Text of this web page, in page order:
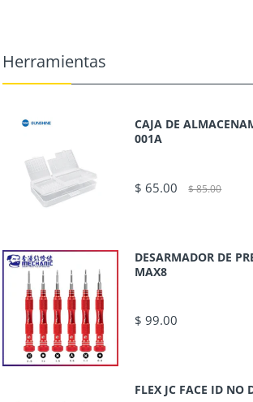
Herramientas
CAJA DE
001A
$ 65.00 $ 85.00
DESARMADOR DE
MAX8
$ 99.00
FLEX JC FACE ID NO